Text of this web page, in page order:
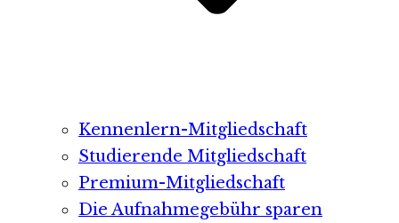
Kennenlern-Mitgliedschaft
Studierende Mitgliedschaft
Premium-Mitgliedschaft
Die Aufnahmegebühr sparen